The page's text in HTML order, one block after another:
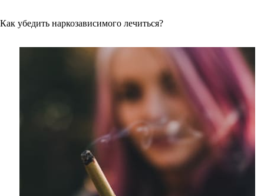
Как убедить наркозависимого лечиться?